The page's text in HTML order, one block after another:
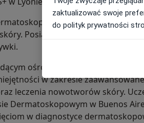
trichoskopii,
Posiadam również
ośrodku
w zakresie
leczenia nowotworów skóry.
Dermatoskopowym w Buenos
w diagnostyce
zaktualizować swoje
do polityk prywatności